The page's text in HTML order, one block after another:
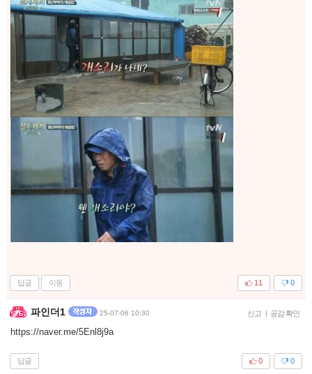
답글 이동 0
11
파인더1 25-07-06 10:30 신고 | 공감 확인
https://naver.me/5Enl8j9a
답글 0
0